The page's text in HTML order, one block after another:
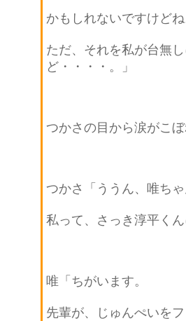
かもしれないですけど
ただ、それを私が台無
ど・・・・。」
つかさの目から涙がこ
つかさ「ううん、唯ち
私って、さっき淳平く
唯「ちがいます。
先輩が、じゅんぺいを